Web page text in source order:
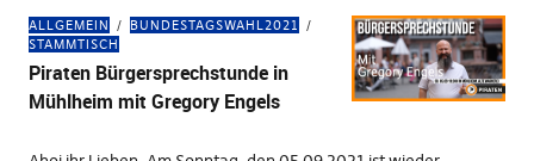
ALLGEMEIN
BUNDESTAGSWAHL2021
STAMMTISCH
Piraten Bürgersprechstunde in
Mühlheim mit Gregory Engels